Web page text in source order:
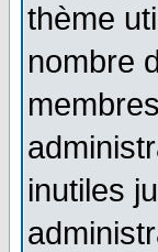
thème
nombre
inutiles